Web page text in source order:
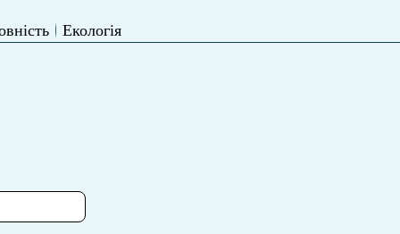
Екологія